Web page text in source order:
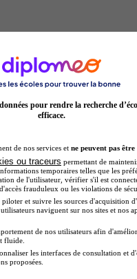
alternance
pour rendre la recherche
efficace.
de nos services et ne peuvent pas être
ou traceurs permettant de
temporaires telles que les
de l'utilisateur, vérifier s'il est
frauduleux ou les violations de
piloter et suivre les sources d'acquisition
naviguent sur nos sites et nos
de nos utilisateurs afin
fluide.
les interfaces de consultation et
proposées.